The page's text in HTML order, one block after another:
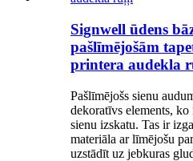
Signwell ūdens
pašlīmējošām
printera audekla
Pašlīmējošs sienu
dekoratīvs elements,
sienu izskatu. Tas ir
materiāla ar līmējošu
uzstādīt uz jebkuras